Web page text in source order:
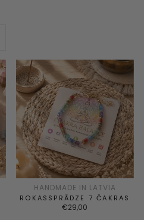
HANDMADE IN LATVIA
ROKASSPRĀDZE 7 ČAKRAS
€29,00